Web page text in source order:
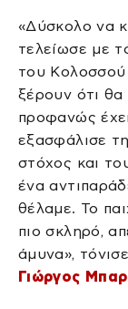
«Δύσκολο να
τελείωσε με
του Κολοσσού
ξέρουν ότι θα
προφανώς
εξασφάλισε
στόχος και
ένα
θέλαμε. Το
πιο σκληρό,
άμυνα»,
Γιώργος